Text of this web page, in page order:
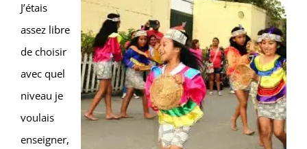
J’étais
assez libre
de choisir
avec quel
niveau je
voulais
enseigner,